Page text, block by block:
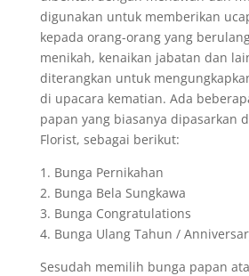
digunakan untuk memberikan
kepada orang-orang yang
menikah, kenaikan jabatan dan
diterangkan untuk
di upacara kematian. Ada
papan yang biasanya dipasarkan
Florist, sebagai berikut:
1. Bunga Pernikahan
2. Bunga Bela Sungkawa
3. Bunga Congratulations
4. Bunga Ulang Tahun /
Sesudah memilih bunga papan